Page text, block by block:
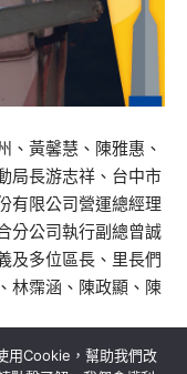
、黃馨慧、陳雅惠、
局長游志祥、台中市
有限公司營運總經理
分公司執行副總曾誠
及多位區長、里長們
林霈涵、陳政顯、陳
用Cookie，幫助我們改